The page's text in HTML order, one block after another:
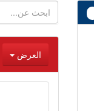
العرض